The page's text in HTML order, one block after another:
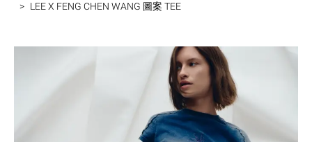
LEE X FENG CHEN WANG 圖案 TEE